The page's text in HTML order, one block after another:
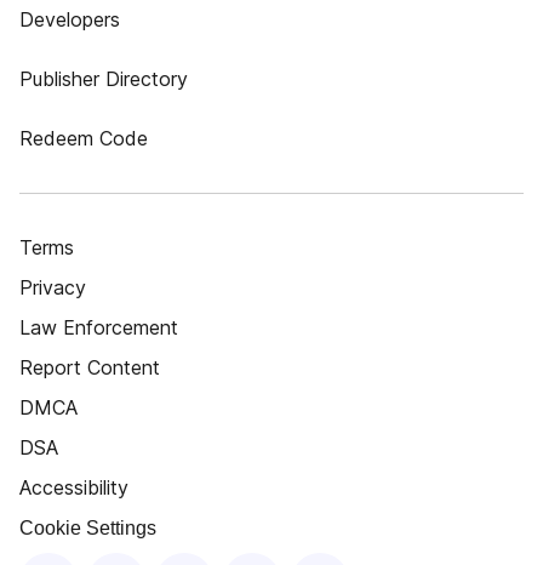
Developers
Publisher Directory
Redeem Code
Terms
Privacy
Law Enforcement
Report Content
DMCA
DSA
Accessibility
Cookie Settings